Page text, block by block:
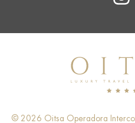
© 2026 Oitsa Operadora